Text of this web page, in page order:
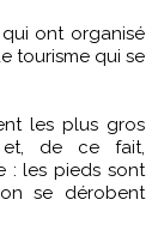
ont organisé
tourisme qui se
les plus gros
et, de ce fait,
: les pieds sont
se dérobent